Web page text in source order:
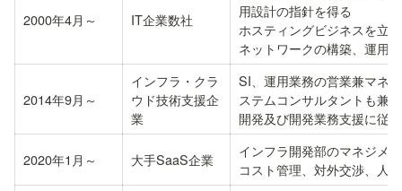
2000年4月～ IT企業数社
用設計の指針を得る
ホスティングビジネスを立
ネットワークの構築、運用
2014年9月～
インフラ・クラ
ウド技術支援企
業
SI、運用業務の営業兼マネ
ステムコンサルタントも兼
開発及び開発業務支援に従事
2020年1月～ 大手SaaS企業
インフラ開発部のマネジメ
コスト管理、対外交渉、人